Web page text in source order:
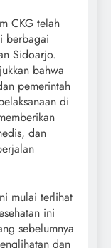
CKG telah
berbagai
Sidoarjo.
bahwa
pemerintah
di
dan
mulai terlihat
ini
sebelumnya
dan